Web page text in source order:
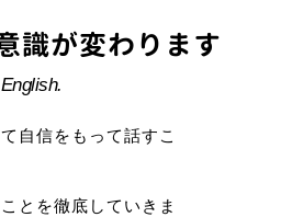
識が変わります
自信をもって話すこ
とを徹底していきま